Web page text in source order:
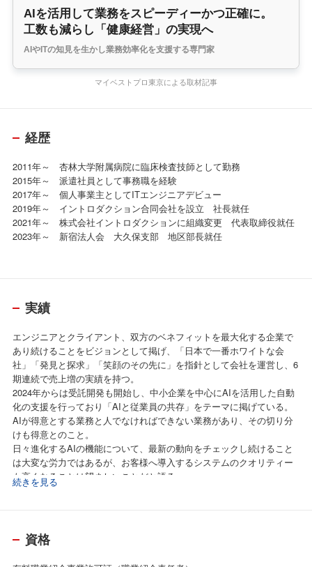
AIを活用して業務をスピーディーかつ正確に。
工数も減らし「健康経営」の実現へ
AIやITの知見を生かし業務効率化を支援する専門家
マイベストプロ東京による取材記事
経歴
2011年～ 杏林大学附属病院に臨床検査技師として勤務
2015年～ 派遣社員として事務職を経験
2017年～ 個人事業主としてITエンジニアデビュー
2019年～ イントロダクション合同会社を設立 社長就任
2021年～ 株式会社イントロダクションに組織変更 代表取締役就任
2023年～ 新宿法人会 大久保支部 地区部長就任
実績
エンジニアとクライアント、双方のベネフィットを最大化する企業で
あり続けることをビジョンとして掲げ、「日本で一番ホワイトな会
社」「発見と探求」「笑顔のその先に」を指針として会社を運営し、6
期連続で売上増の実績を持つ。
2024年からは受託開発も開始し、中小企業を中心にAIを活用した自動
化の支援を行っており「AIと従業員の共存」をテーマに掲げている。
AIが得意とする業務と人でなければできない業務があり、その切り分
けも得意とのこと。
日々進化するAIの機能について、最新の動向をチェックし続けること
は大変な労力ではあるが、お客様へ導入するシステムのクオリティー
も高くなることは望ましいことだと語る。
それだけではなく、健康経営にも積極的に取り組まれており、人材の
＜認定等＞
・健康経営優良法人2023
続きを見る
資格